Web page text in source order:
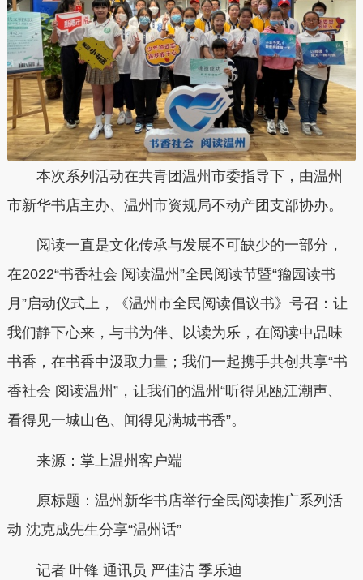
本次系列活动在共青团温州市委指导下，由温州
市新华书店主办、温州市资规局不动产团支部协办。
阅读一直是文化传承与发展不可缺少的一部分，
在2022“书香社会 阅读温州”全民阅读节暨“籀园读书
月”启动仪式上，《温州市全民阅读倡议书》号召：让
我们静下心来，与书为伴、以读为乐，在阅读中品味
书香，在书香中汲取力量；我们一起携手共创共享“书
香社会 阅读温州”，让我们的温州“听得见瓯江潮声、
看得见一城山色、闻得见满城书香”。
来源：掌上温州客户端
原标题：温州新华书店举行全民阅读推广系列活
动 沈克成先生分享“温州话”
记者 叶锋 通讯员 严佳洁 季乐迪